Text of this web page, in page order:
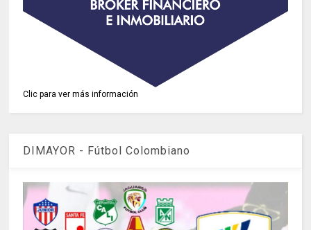
Clic para ver más información
DIMAYOR - Fútbol Colombiano